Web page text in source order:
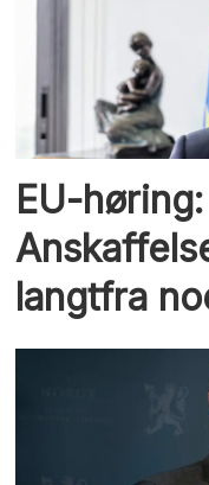
EU-høring:
langtfra